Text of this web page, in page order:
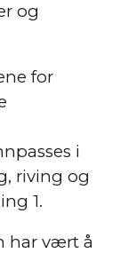
og
for
i
riving og
1.
har vært å